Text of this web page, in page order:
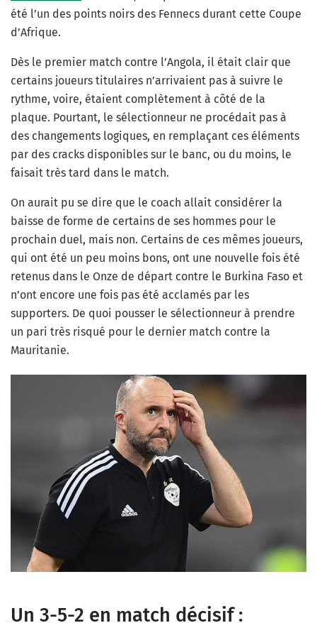
été l’un des points noirs des Fennecs durant cette Coupe
d’Afrique.
Dès le premier match contre l’Angola, il était clair que
certains joueurs titulaires n’arrivaient pas à suivre le
rythme, voire, étaient complètement à côté de la
plaque. Pourtant, le sélectionneur ne procédait pas à
des changements logiques, en remplaçant ces éléments
par des cracks disponibles sur le banc, ou du moins, le
faisait très tard dans le match.
On aurait pu se dire que le coach allait considérer la
baisse de forme de certains de ses hommes pour le
prochain duel, mais non. Certains de ces mêmes joueurs,
qui ont été un peu moins bons, ont une nouvelle fois été
retenus dans le Onze de départ contre le Burkina Faso et
n’ont encore une fois pas été acclamés par les
supporters. De quoi pousser le sélectionneur à prendre
un pari très risqué pour le dernier match contre la
Mauritanie.
Un 3-5-2 en match décisif :